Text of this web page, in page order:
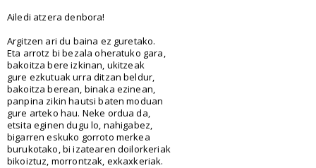
Ailedi atzera denbora!
Argitzen ari du baina ez guretako.
Eta arrotz bi bezala oheratuko gara,
bakoitza bere izkinan, ukitzeak
gure ezkutuak urra ditzan beldur,
bakoitza berean, binaka ezinean,
panpina zikin hautsi baten moduan
gure arteko hau. Neke ordua da,
etsita eginen dugu lo, nahigabez,
bigarren eskuko gorroto merkea
burukotako, bi izatearen doilorkeriak
bikoiztuz, morrontzak, exkaxkeriak.